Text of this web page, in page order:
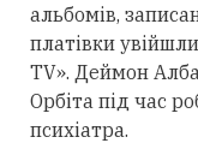
альбомів,
платівки
TV». Деймон
Орбіта під час
психіатра.